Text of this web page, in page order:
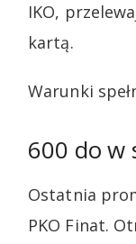
IKO,
kartą.
Warunki
600 do w
Ostatnia
PKO Finat.